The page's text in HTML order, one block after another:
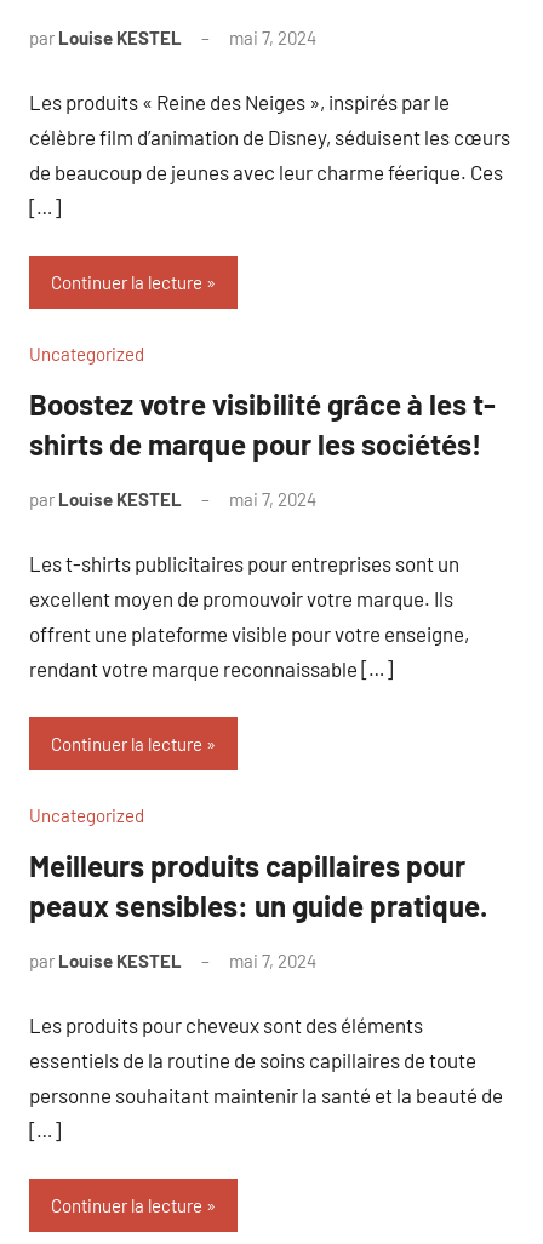
par Louise KESTEL mai 7, 2024
Les produits « Reine des Neiges », inspirés par le
célèbre film d’animation de Disney, séduisent les cœurs
de beaucoup de jeunes avec leur charme féerique. Ces
[…]
Continuer la lecture
Uncategorized
Boostez votre visibilité grâce à les t-
shirts de marque pour les sociétés!
par Louise KESTEL mai 7, 2024
Les t-shirts publicitaires pour entreprises sont un
excellent moyen de promouvoir votre marque. Ils
offrent une plateforme visible pour votre enseigne,
rendant votre marque reconnaissable […]
Continuer la lecture
Uncategorized
Meilleurs produits capillaires pour
peaux sensibles: un guide pratique.
par Louise KESTEL mai 7, 2024
Les produits pour cheveux sont des éléments
essentiels de la routine de soins capillaires de toute
personne souhaitant maintenir la santé et la beauté de
[…]
Continuer la lecture